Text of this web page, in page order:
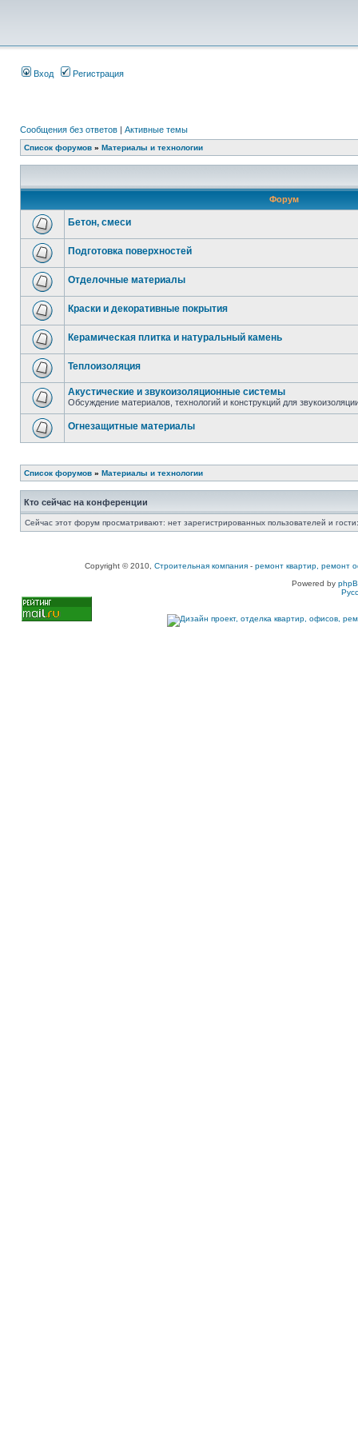
Вход Регистрация
Сообщения без ответов | Активные темы
Список форумов » Материалы и технологии
Форум
Бетон, смеси
Подготовка поверхностей
Отделочные материалы
Краски и декоративные покрытия
Керамическая плитка и натуральный камень
Теплоизоляция
Акустические и звукоизоляционные системы
Обсуждение материалов, технологий и конструкций для
Огнезащитные материалы
Список форумов » Материалы и технологии
Кто сейчас на конференции
Сейчас этот форум просматривают: нет зарегистрированных пользователей и
Copyright © 2010, Строительная компания - ремонт квартир, ремонт
Powered by